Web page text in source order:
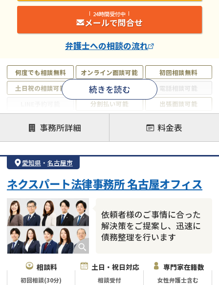
何度でも相談無料 オンライン面談可能
初回相談無料
土日祝の相談可能
19時以降電話可能
電話相談可能
分割払い可能
出張面談可能
借金返済相談・交渉
自己破産
任意整理
個人再生
会社破産・法人破産
住宅ローン
消費者金融・サラ金
カードローン
続きを読む
24時間受付中
メールで問合せ
弁護士への相談の流れ
事務所詳細 料金表
愛知県 ・ 名古屋市
依頼者様のご事情に合った
解決策をご提案し、迅速に
債務整理を行います
ネクスパート法律事務所 名古屋オフィス
相談料
初回相談(30分)
土日・祝日対応
相談受付
専門家在籍数
女性弁護士含む